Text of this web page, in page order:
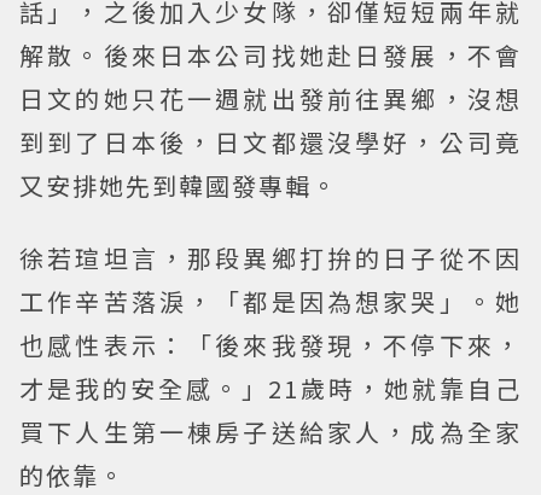
話」，之後加入少女隊，卻僅短短兩年就
解散。後來日本公司找她赴日發展，不會
日文的她只花一週就出發前往異鄉，沒想
到到了日本後，日文都還沒學好，公司竟
又安排她先到韓國發專輯。
徐若瑄坦言，那段異鄉打拚的日子從不因
工作辛苦落淚，「都是因為想家哭」。她
也感性表示：「後來我發現，不停下來，
才是我的安全感。」21歲時，她就靠自己
買下人生第一棟房子送給家人，成為全家
的依靠。